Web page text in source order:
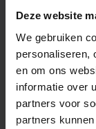
Deze website
We gebruiken
personaliseren,
en om ons
informatie over
partners voor
partners